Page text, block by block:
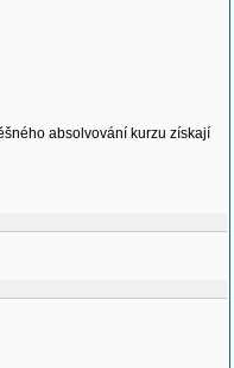
absolvování kurzu získají